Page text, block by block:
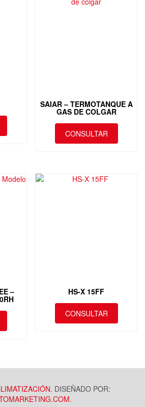
SAIAR – TERMOTANQUE A
GAS DE COLGAR
CONSULTAR
– HS-X 15FF
CONSULTAR
. DISEÑADO POR:
.